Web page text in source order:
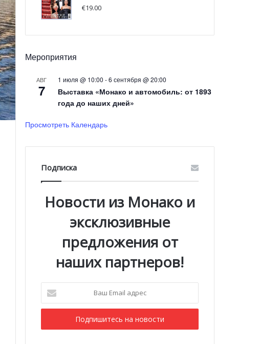
€19.00
Мероприятия
АВГ
7
1 июля @ 10:00 -6 сентября @ 20:00
Выставка «Монако и автомобиль: от 1893
года до наших дней»
Просмотреть Календарь
Подписка
Новости из Монако и
эксклюзивные
предложения от
наших партнеров!
Email
адрес